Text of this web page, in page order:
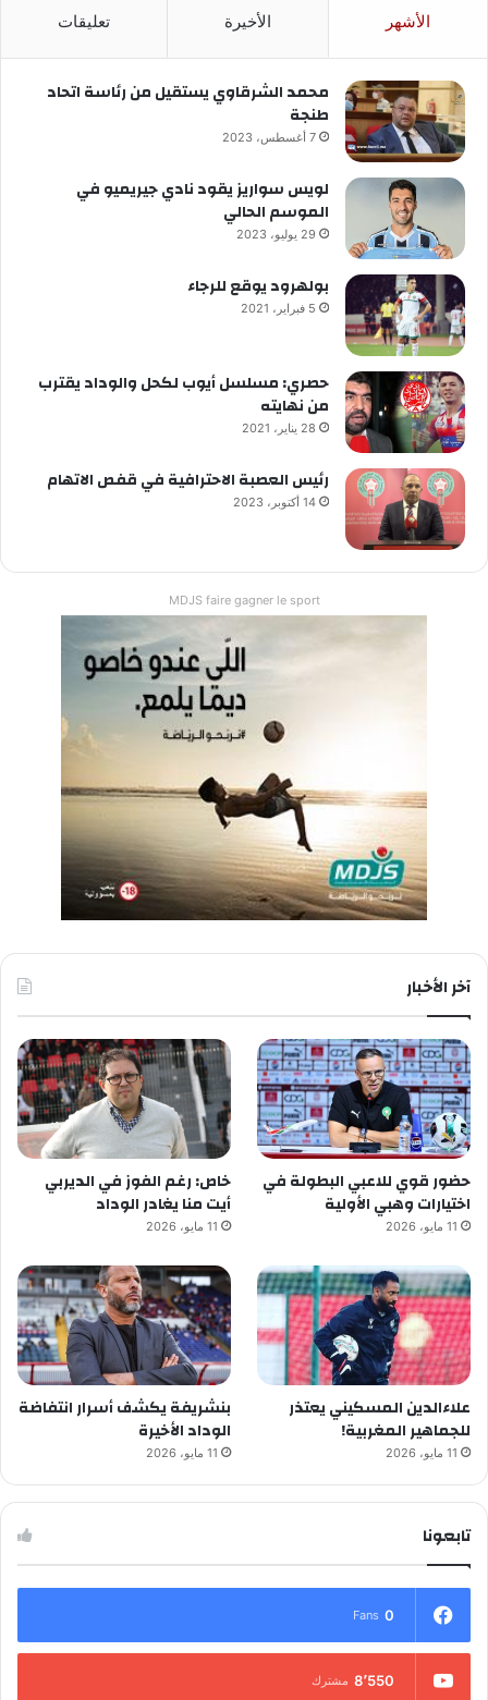
الأشهر الأخيرة تعليقات
محمد الشرقاوي يستقيل من رئاسة اتحاد
طنجة
7 أغسطس، 2023
لويس سواريز يقود نادي جيريميو في
الموسم الحالي
29 يوليو، 2023
بولهرود يوقع للرجاء
5 فبراير، 2021
حصري: مسلسل أيوب لكحل والوداد يقترب
من نهايته
28 يناير، 2021
رئيس العصبة الاحترافية في قفص الاتهام
14 أكتوبر، 2023
MDJS faire gagner le sport
آخر الأخبار
حضور قوي للاعبي البطولة في
اختيارات وهبي الأولية
11 مايو، 2026
خاص: رغم الفوز في الديربي
أيت منا يغادر الوداد
11 مايو، 2026
علاءالدين المسكيني يعتذر
للجماهير المغربية!
11 مايو، 2026
بنشريفة يكشف أسرار انتفاضة
الوداد الأخيرة
11 مايو، 2026
تابعونا
0
Fans
8٬550 مشترك